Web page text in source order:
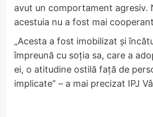
avut un comportament agresiv.
acestuia nu a fost mai
„Acesta a fost imobilizat și
împreună cu soția sa, care a
ei, o atitudine ostilă față de
implicate” – a mai precizat IPJ